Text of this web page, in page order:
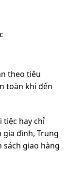
theo tiêu
toàn khi đến
tiệc hay chỉ
đình, Trung
sách giao hàng